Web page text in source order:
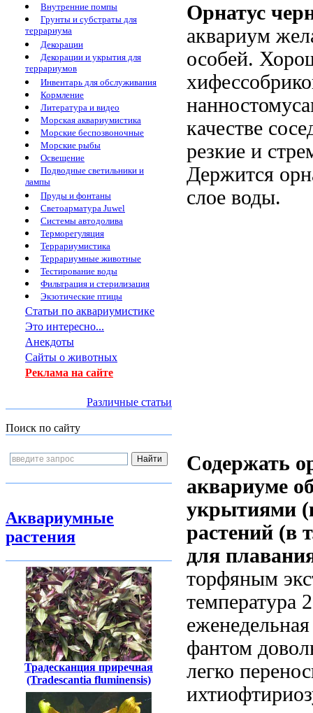
Внутренние помпы
Грунты и субстраты для
террариума
Декорации
Декорации и укрытия для
террариумов
Инвентарь для обслуживания
Кормление
Литература и видео
Морская аквариумистика
Морские беспозвоночные
Морские рыбы
Освещение
Подводные светильники и
лампы
Пруды и фонтаны
Светоарматура Juwel
Системы автодолива
Терморегуляция
Террариумистика
Террариумные животные
Тестирование воды
Фильтрация и стерилизация
Экзотические птицы
Статьи по аквариумистике
Это интересно...
Анекдоты
Сайты о животных
Реклама на сайте
Различные статьи
Поиск по сайту
Аквариумные
растения
Традесканция приречная
(Tradescantia fluminensis)
Орнатус
аквариум
особей.
качестве
резкие и
Держится
слое воды.
Содержать
аквариуме
укрытиями
растений (в
для
торфяным
температура
фантом
легко